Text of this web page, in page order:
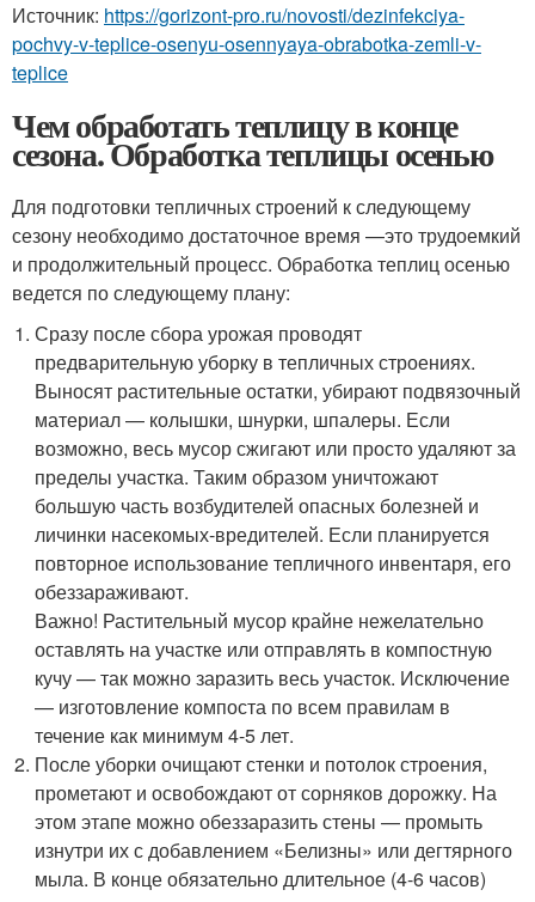
Источник: https://gorizont-pro.ru/novosti/dezinfekciya-
pochvy-v-teplice-osenyu-osennyaya-obrabotka-zemli-v-
teplice
Чем обработать теплицу в конце
сезона. Обработка теплицы осенью
Для подготовки тепличных строений к следующему
сезону необходимо достаточное время —это трудоемкий
и продолжительный процесс. Обработка теплиц осенью
ведется по следующему плану:
Сразу после сбора урожая проводят
предварительную уборку в тепличных строениях.
Выносят растительные остатки, убирают подвязочный
материал — колышки, шнурки, шпалеры. Если
возможно, весь мусор сжигают или просто удаляют за
пределы участка. Таким образом уничтожают
большую часть возбудителей опасных болезней и
личинки насекомых-вредителей. Если планируется
повторное использование тепличного инвентаря, его
обеззараживают.
Важно! Растительный мусор крайне нежелательно
оставлять на участке или отправлять в компостную
кучу — так можно заразить весь участок. Исключение
— изготовление компоста по всем правилам в
течение как минимум 4-5 лет.
После уборки очищают стенки и потолок строения,
прометают и освобождают от сорняков дорожку. На
этом этапе можно обеззаразить стены — промыть
изнутри их с добавлением «Белизны» или дегтярного
мыла. В конце обязательно длительное (4-6 часов)